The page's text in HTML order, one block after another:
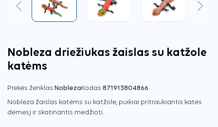
Ankstesnis Tęsti
Nobleza driežiukas žaislas su katžole
katėms
Prekės ženklas NoblezaKodas 871913804866
Nobleza žaislas katėms su katžole, puikiai pritraukiantis katės
dėmesį ir skatinantis medžioti.